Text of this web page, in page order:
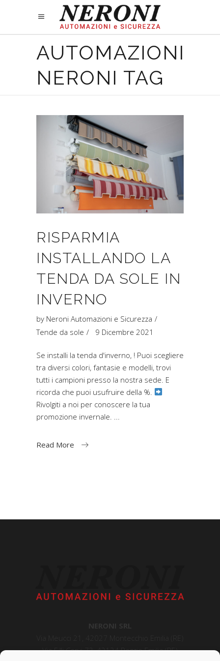
AUTOMAZIONI
NERONI TAG
RISPARMIA
INSTALLANDO LA
TENDA DA SOLE IN
INVERNO
by Neroni Automazioni e Sicurezza
Tende da sole
9 Dicembre 2021
Se installi la tenda d'inverno, ! Puoi scegliere
tra diversi colori, fantasie e modelli, trovi
tutti i campioni presso la nostra sede. E
ricorda che puoi usufruire della %.
Rivolgiti a noi per conoscere la tua
promozione invernale.
Read More
Via F.lli Cervi 73, 42124 Reggio Emilia (RE)